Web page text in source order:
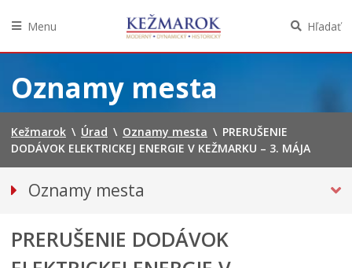
obsah
Menu Hľadať
Oznamy mesta
Kežmarok \ Úrad \ Oznamy mesta \ PRERUŠENIE
DODÁVOK ELEKTRICKEJ ENERGIE V KEŽMARKU – 3. MÁJA
Oznamy mesta
Bezpečnosť
Straty a nálezy
PRERUŠENIE DODÁVOK